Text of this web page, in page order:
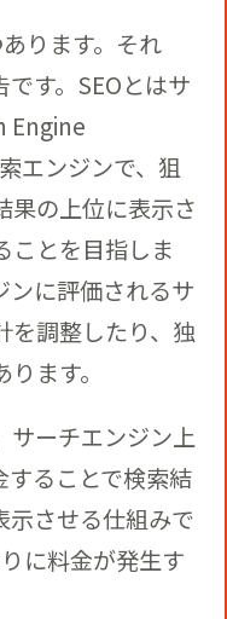
ります。それ
す。SEOとはサ
Engine
エンジンで、狙
果の上位に表示さ
ことを目指しま
ンに評価されるサ
を調整したり、独
ます。
サーチエンジン上
することで検索結
示させる仕組みで
に料金が発生す